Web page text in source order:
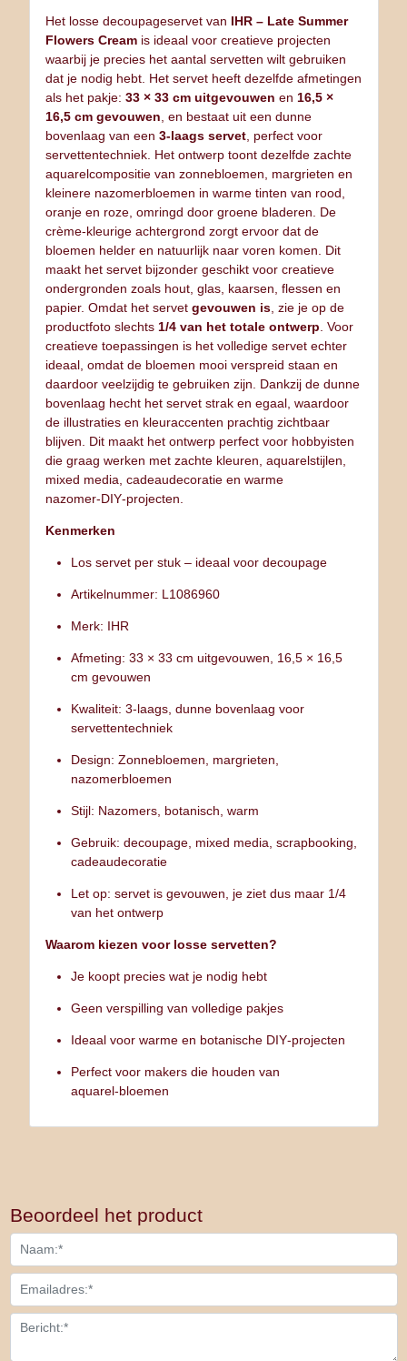
Het losse decoupageservet van IHR – Late Summer
Flowers Cream is ideaal voor creatieve projecten
waarbij je precies het aantal servetten wilt gebruiken
dat je nodig hebt. Het servet heeft dezelfde afmetingen
als het pakje: 33 × 33 cm uitgevouwen en 16,5 ×
16,5 cm gevouwen , en bestaat uit een dunne
bovenlaag van een 3‑laags servet , perfect voor
servettentechniek. Het ontwerp toont dezelfde zachte
aquarelcompositie van zonnebloemen, margrieten en
kleinere nazomerbloemen in warme tinten van rood,
oranje en roze, omringd door groene bladeren. De
crème‑kleurige achtergrond zorgt ervoor dat de
bloemen helder en natuurlijk naar voren komen. Dit
maakt het servet bijzonder geschikt voor creatieve
ondergronden zoals hout, glas, kaarsen, flessen en
papier. Omdat het servet gevouwen is , zie je op de
productfoto slechts 1/4 van het totale ontwerp . Voor
creatieve toepassingen is het volledige servet echter
ideaal, omdat de bloemen mooi verspreid staan en
daardoor veelzijdig te gebruiken zijn. Dankzij de dunne
bovenlaag hecht het servet strak en egaal, waardoor
de illustraties en kleuraccenten prachtig zichtbaar
blijven. Dit maakt het ontwerp perfect voor hobbyisten
die graag werken met zachte kleuren, aquarelstijlen,
mixed media, cadeaudecoratie en warme
nazomer‑DIY‑projecten.
Kenmerken
Los servet per stuk – ideaal voor decoupage
Artikelnummer: L1086960
Merk: IHR
Afmeting: 33 × 33 cm uitgevouwen, 16,5 × 16,5
cm gevouwen
Kwaliteit: 3‑laags, dunne bovenlaag voor
servettentechniek
Design: Zonnebloemen, margrieten,
nazomerbloemen
Stijl: Nazomers, botanisch, warm
Gebruik: decoupage, mixed media, scrapbooking,
cadeaudecoratie
Let op: servet is gevouwen, je ziet dus maar 1/4
van het ontwerp
Waarom kiezen voor losse servetten?
Je koopt precies wat je nodig hebt
Geen verspilling van volledige pakjes
Ideaal voor warme en botanische DIY‑projecten
Perfect voor makers die houden van
aquarel‑bloemen
Beoordeel het product